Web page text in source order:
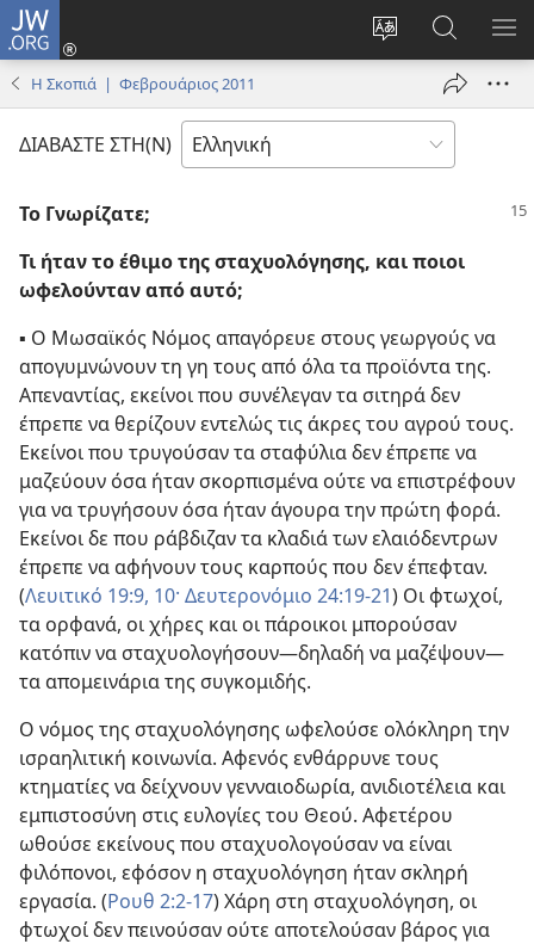
JW.ORG
Αλλαγή
γλώσσας
ιστότοπου
Σύνδεση
(ανοίγει
παράθυρο)
στο
JW.ORG
Η Σκοπιά | Φεβρουάριος 2011
ΔΙΑΒΑΣΤΕ ΣΤΗ(Ν)
Το Γνωρίζατε;
Τι ήταν το έθιμο της σταχυολόγησης, και ποιοι
ωφελούνταν από αυτό;
▪ Ο Μωσαϊκός Νόμος απαγόρευε στους γεωργούς να
απογυμνώνουν τη γη τους από όλα τα προϊόντα της.
Απεναντίας, εκείνοι που συνέλεγαν τα σιτηρά δεν
έπρεπε να θερίζουν εντελώς τις άκρες του αγρού τους.
Εκείνοι που τρυγούσαν τα σταφύλια δεν έπρεπε να
μαζεύουν όσα ήταν σκορπισμένα ούτε να επιστρέφουν
για να τρυγήσουν όσα ήταν άγουρα την πρώτη φορά.
Εκείνοι δε που ράβδιζαν τα κλαδιά των ελαιόδεντρων
έπρεπε να αφήνουν τους καρπούς που δεν έπεφταν.
(Λευιτικό 19:9, 10· Δευτερονόμιο 24:19-21) Οι φτωχοί,
τα ορφανά, οι χήρες και οι πάροικοι μπορούσαν
κατόπιν να σταχυολογήσουν​—δηλαδή να μαζέψουν—​
τα απομεινάρια της συγκομιδής.
Ο νόμος της σταχυολόγησης ωφελούσε ολόκληρη την
ισραηλιτική κοινωνία. Αφενός ενθάρρυνε τους
κτηματίες να δείχνουν γενναιοδωρία, ανιδιοτέλεια και
εμπιστοσύνη στις ευλογίες του Θεού. Αφετέρου
ωθούσε εκείνους που σταχυολογούσαν να είναι
φιλόπονοι, εφόσον η σταχυολόγηση ήταν σκληρή
εργασία. (Ρουθ 2:2-17) Χάρη στη σταχυολόγηση, οι
φτωχοί δεν πεινούσαν ούτε αποτελούσαν βάρος για